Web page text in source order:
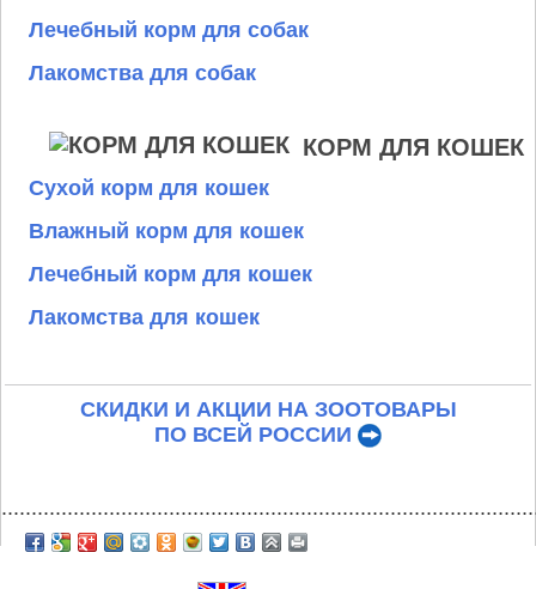
Лечебный корм для собак
Лакомства для собак
КОРМ ДЛЯ КОШЕК
Сухой корм для кошек
Влажный корм для кошек
Лечебный корм для кошек
Лакомства для кошек
СКИДКИ И АКЦИИ НА ЗООТОВАРЫ
ПО ВСЕЙ РОССИИ